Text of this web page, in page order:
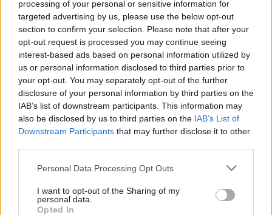
processing of your personal or sensitive information for
targeted advertising by us, please use the below opt-out
section to confirm your selection. Please note that after your
opt-out request is processed you may continue seeing
interest-based ads based on personal information utilized by
us or personal information disclosed to third parties prior to
your opt-out. You may separately opt-out of the further
disclosure of your personal information by third parties on the
IAB’s list of downstream participants. This information may
also be disclosed by us to third parties on the IAB’s List of
Downstream Participants that may further disclose it to other
Personal Data Processing Opt Outs
I want to opt-out of the Sharing of my
personal data.
Opted In
cél
A technológiai csúcsot az Xpeng P7+ esetében afejlett
vezetéstámogató rendszerjelenti, amely akárhárom
darab Turing AI chipetis használhat,összesen 2 250
TOPS számítási kapacitással. A rendszer a
második
generációs VLA modellre épül, amely egyetlen
architektúrában egyesíti a vizuális érzékelést, a nyelvi
megértést és a cselekvésgenerálást. A gyártó szerint ez a
megoldásrövid időn belül közel L4 szintű
vezetéstámogató élményt tehet elérhetővé a P7+